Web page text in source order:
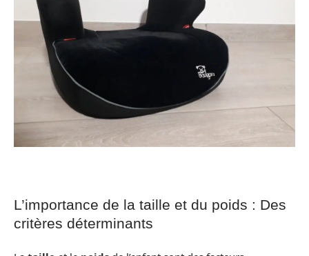
L’importance de la taille et du poids : Des
critères déterminants